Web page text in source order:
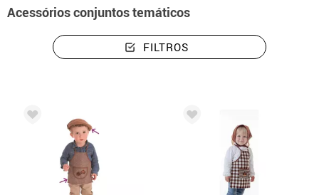
Acessórios conjuntos temáticos
FILTROS